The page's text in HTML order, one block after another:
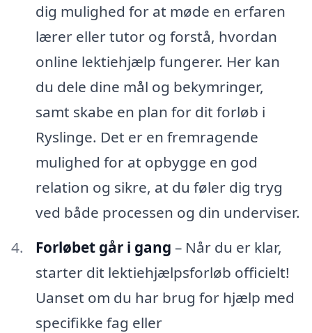
dig mulighed for at møde en erfaren
lærer eller tutor og forstå, hvordan
online lektiehjælp fungerer. Her kan
du dele dine mål og bekymringer,
samt skabe en plan for dit forløb i
Ryslinge. Det er en fremragende
mulighed for at opbygge en god
relation og sikre, at du føler dig tryg
ved både processen og din underviser.
Forløbet går i gang – Når du er klar,
starter dit lektiehjælpsforløb officielt!
Uanset om du har brug for hjælp med
specifikke fag eller